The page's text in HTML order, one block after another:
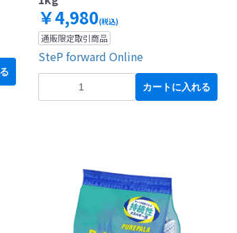
￥4,980(税込)
通販限定取引商品
SteP forward Online
カートに入れる